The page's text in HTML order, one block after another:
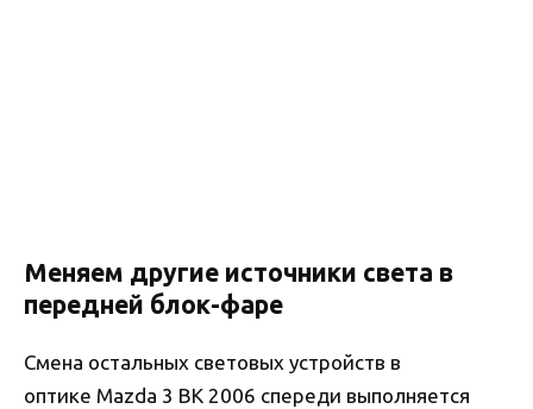
Меняем другие источники света в
передней блок-фаре
Смена остальных световых устройств в
оптике Mazda 3 BK 2006 спереди выполняется